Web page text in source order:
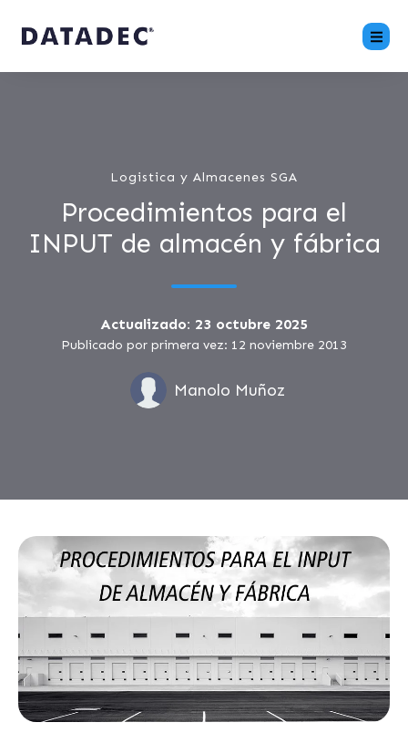
Logistica y Almacenes SGA
Procedimientos para el
INPUT de almacén y fábrica
Actualizado: 23 octubre 2025
Publicado por primera vez: 12 noviembre 2013
Manolo Muñoz